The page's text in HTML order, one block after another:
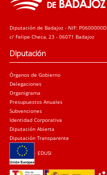
Diputación de Badajoz - NIF: P0600000D
c/ Felipe Checa, 23 - 06071 Badajoz
Diputación
Órganos de Gobierno
Delegaciones
Organigrama
Presupuestos Anuales
Subvenciones
Identidad Corporativa
Diputación Abierta
Diputación Transparente
EDUSI